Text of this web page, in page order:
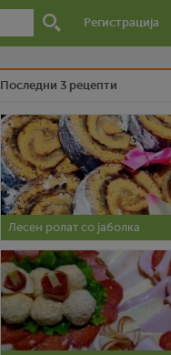
Регистрација
Последни 3 рецепти
Лесен ролат со јаболка